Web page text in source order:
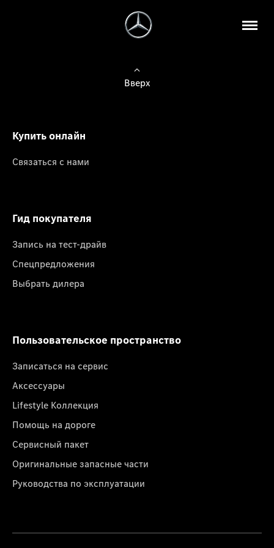
Вверх
Купить онлайн
Связаться с нами
Гид покупателя
Запись на тест-драйв
Спецпредложения
Выбрать дилера
Пользовательское пространство
Записаться на сервис
Аксессуары
Lifestyle Коллекция
Помощь на дороге
Сервисный пакет
Оригинальные запасные части
Руководства по эксплуатации